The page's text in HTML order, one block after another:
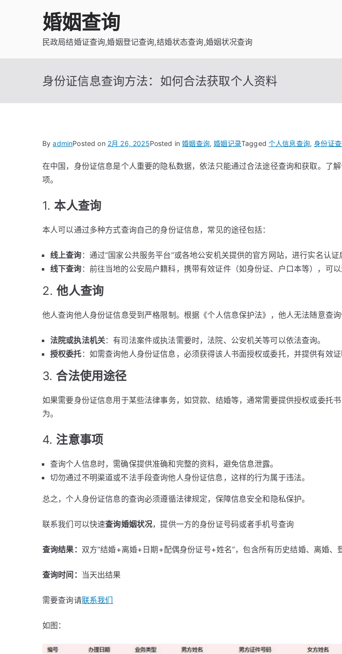
婚姻查询
民政局结婚证查询,婚姻登记查询,结婚状态查询,婚姻状况查询
身份证信息查询方法：如何合法获取个人资料
ByadminPosted on 2月 26, 2025Posted in婚姻查询,婚姻记录Tagged个人信息查询, 身份证
在中国，身份证信息是个人重要的隐私数据，依法只能通过合法途径查询和获取。了
项。
1.本人查询
本人可以通过多种方式查询自己的身份证信息，常见的途径包括：
线上查询 ：通过“国家公共服务平台”或各地公安机关提供的官方网站，进行实名认证
线下查询 ：前往当地的公安局户籍科，携带有效证件（如身份证、户口本等），可
2.他人查询
他人查询他人身份证信息受到严格限制。根据《个人信息保护法》，他人无法随意查
法院或执法机关：有司法案件或执法需要时，法院、公安机关等可以依法查询。
授权委托 ：如需查询他人身份证信息，必须获得该人书面授权或委托，并提供有效证
3.合法使用途径
如果需要身份证信息用于某些法律事务，如贷款、结婚等，通常需要提供授权或委托
为。
4. 注意事项
查询个人信息时，需确保提供准确和完整的资料，避免信息泄露。
切勿通过不明渠道或不法手段查询他人身份证信息，这样的行为属于违法。
总之，个人身份证信息的查询必须遵循法律规定，保障信息安全和隐私保护。
联系我们可以快速查询婚姻状况，提供一方的身份证号码或者手机号查询
查询结果： 双方“结婚+离婚+日期+配偶身份证号+姓名”，包含所有历史结婚、离婚、
查询时间： 当天出结果
需要查询请联系我们
如图：